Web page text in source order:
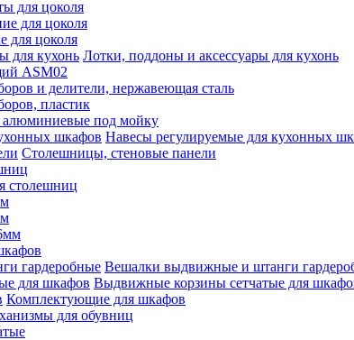
для цоколя
для цоколя
для цоколя
Лотки, поддоны и аксессуары для кухонь
ASM02
и делители, нержавеющая сталь
пластик
под мойку
Навесы регулируемые для кухонных
Столешницы, стеновые панели
столешниц
Вешалки выдвижные и штанги
Выдвижные корзины сетчатые для
Комплектующие для шкафов
для обувниц